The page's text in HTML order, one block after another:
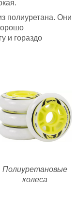
полиуретана. Они
и гораздо
Полиуретановые
колеса